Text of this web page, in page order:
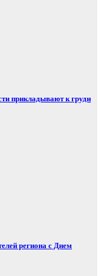
прикладывают к груди
региона с Днем